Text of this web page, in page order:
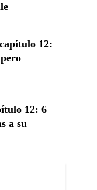
12:
12: 6
a su